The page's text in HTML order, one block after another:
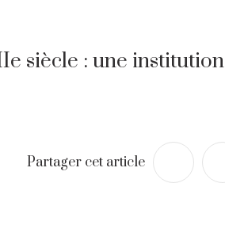
siècle : une institution
Partager cet article